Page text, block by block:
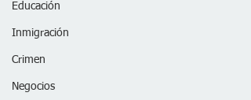
Educación
Inmigración
Crimen
Negocios